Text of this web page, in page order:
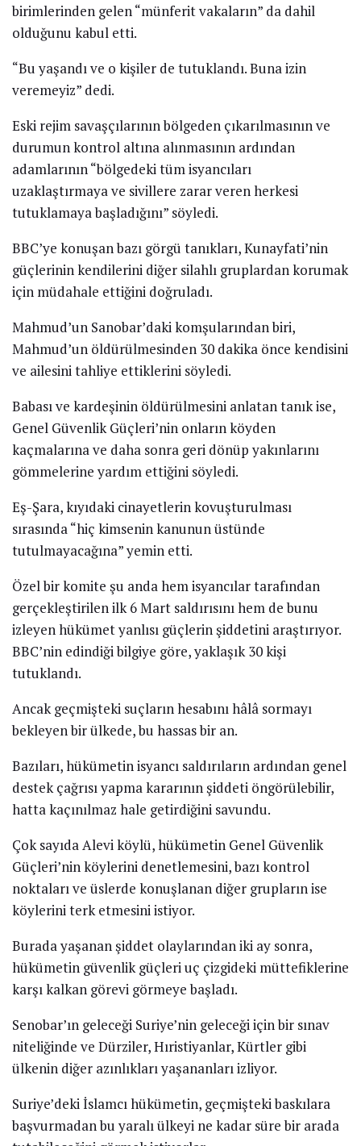
birimlerinden gelen “münferit vakaların” da dahil
olduğunu kabul etti.
“Bu yaşandı ve o kişiler de tutuklandı. Buna izin
veremeyiz” dedi.
Eski rejim savaşçılarının bölgeden çıkarılmasının ve
durumun kontrol altına alınmasının ardından
adamlarının “bölgedeki tüm isyancıları
uzaklaştırmaya ve sivillere zarar veren herkesi
tutuklamaya başladığını” söyledi.
BBC’ye konuşan bazı görgü tanıkları, Kunayfati’nin
güçlerinin kendilerini diğer silahlı gruplardan korumak
için müdahale ettiğini doğruladı.
Mahmud’un Sanobar’daki komşularından biri,
Mahmud’un öldürülmesinden 30 dakika önce kendisini
ve ailesini tahliye ettiklerini söyledi.
Babası ve kardeşinin öldürülmesini anlatan tanık ise,
Genel Güvenlik Güçleri’nin onların köyden
kaçmalarına ve daha sonra geri dönüp yakınlarını
gömmelerine yardım ettiğini söyledi.
Eş-Şara, kıyıdaki cinayetlerin kovuşturulması
sırasında “hiç kimsenin kanunun üstünde
tutulmayacağına” yemin etti.
Özel bir komite şu anda hem isyancılar tarafından
gerçekleştirilen ilk 6 Mart saldırısını hem de bunu
izleyen hükümet yanlısı güçlerin şiddetini araştırıyor.
BBC’nin edindiği bilgiye göre, yaklaşık 30 kişi
tutuklandı.
Ancak geçmişteki suçların hesabını hâlâ sormayı
bekleyen bir ülkede, bu hassas bir an.
Bazıları, hükümetin isyancı saldırıların ardından genel
destek çağrısı yapma kararının şiddeti öngörülebilir,
hatta kaçınılmaz hale getirdiğini savundu.
Çok sayıda Alevi köylü, hükümetin Genel Güvenlik
Güçleri’nin köylerini denetlemesini, bazı kontrol
noktaları ve üslerde konuşlanan diğer grupların ise
köylerini terk etmesini istiyor.
Burada yaşanan şiddet olaylarından iki ay sonra,
hükümetin güvenlik güçleri uç çizgideki müttefiklerine
karşı kalkan görevi görmeye başladı.
Senobar’ın geleceği Suriye’nin geleceği için bir sınav
niteliğinde ve Dürziler, Hıristiyanlar, Kürtler gibi
ülkenin diğer azınlıkları yaşananları izliyor.
Suriye’deki İslamcı hükümetin, geçmişteki baskılara
başvurmadan bu yaralı ülkeyi ne kadar süre bir arada